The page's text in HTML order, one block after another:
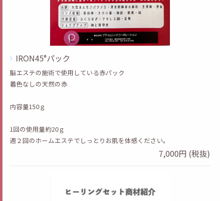
IRON45°パック
脳エステの施術で使用している赤パック
着色なしの天然の赤
内容量150ｇ
1回の使用量約20ｇ
週２回のホームエステでしっとりお肌を体感ください。
7,000円 (税抜)